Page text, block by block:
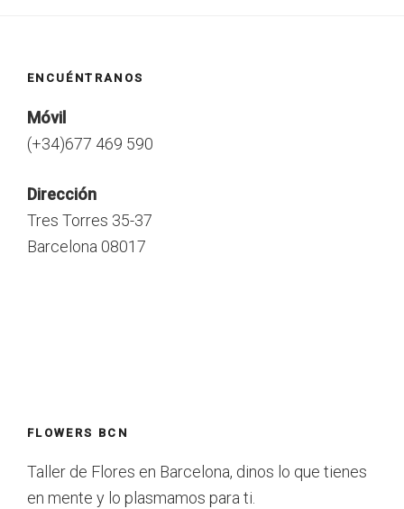
ENCUÉNTRANOS
Móvil
(+34)677 469 590
Dirección
Tres Torres 35-37
Barcelona 08017
FLOWERS BCN
Taller de Flores en Barcelona, dinos lo que tienes
en mente y lo plasmamos para ti.